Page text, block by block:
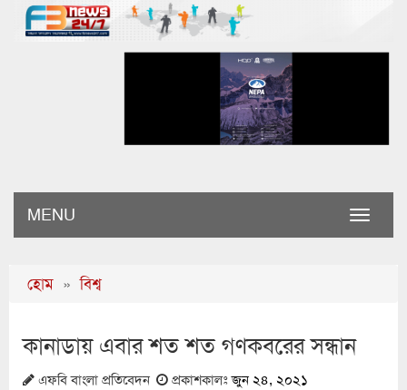
Toggle
MENU
হোম » বিশ্ব
কানাডায় এবার শত শত গণকবরের সন্ধান
এফবি বাংলা প্রতিবেদন প্রকাশকালঃজুন ২৪, ২০২১